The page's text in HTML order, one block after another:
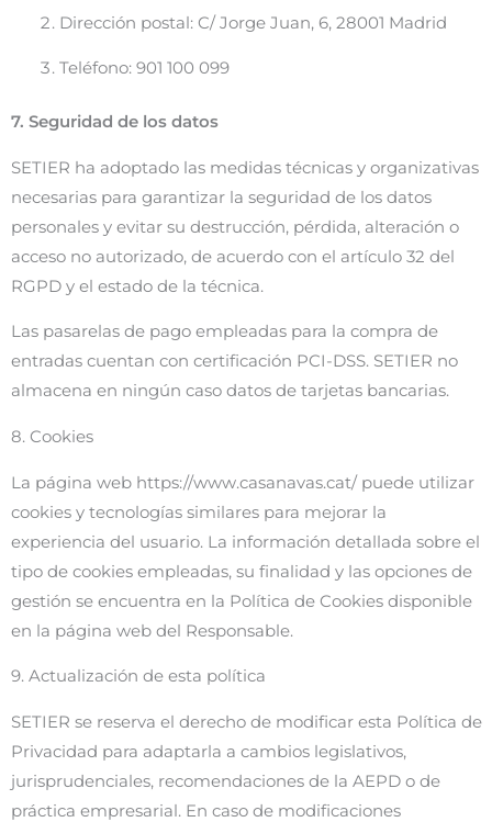
Dirección postal: C/ Jorge Juan, 6, 28001 Madrid
Teléfono: 901 100 099
7. Seguridad de los datos
SETIER ha adoptado las medidas técnicas y organizativas
necesarias para garantizar la seguridad de los datos
personales y evitar su destrucción, pérdida, alteración o
acceso no autorizado, de acuerdo con el artículo 32 del
RGPD y el estado de la técnica.
Las pasarelas de pago empleadas para la compra de
entradas cuentan con certificación PCI-DSS. SETIER no
almacena en ningún caso datos de tarjetas bancarias.
8. Cookies
La página web https://www.casanavas.cat/ puede utilizar
cookies y tecnologías similares para mejorar la
experiencia del usuario. La información detallada sobre el
tipo de cookies empleadas, su finalidad y las opciones de
gestión se encuentra en la Política de Cookies disponible
en la página web del Responsable.
9. Actualización de esta política
SETIER se reserva el derecho de modificar esta Política de
Privacidad para adaptarla a cambios legislativos,
jurisprudenciales, recomendaciones de la AEPD o de
práctica empresarial. En caso de modificaciones